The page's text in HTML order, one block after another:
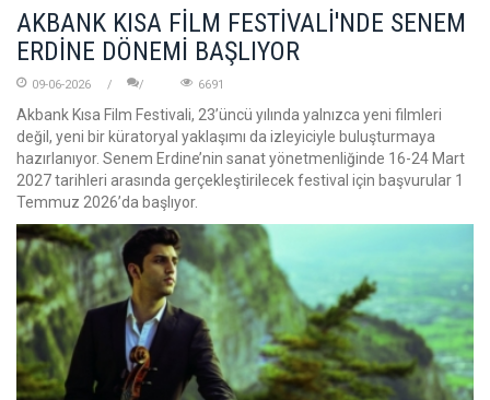
AKBANK KISA FİLM FESTİVALİ'NDE SENEM
ERDİNE DÖNEMİ BAŞLIYOR
09-06-2026 6691
Akbank Kısa Film Festivali, 23’üncü yılında yalnızca yeni filmleri
değil, yeni bir küratoryal yaklaşımı da izleyiciyle buluşturmaya
hazırlanıyor. Senem Erdine’nin sanat yönetmenliğinde 16-24 Mart
2027 tarihleri arasında gerçekleştirilecek festival için başvurular 1
Temmuz 2026’da başlıyor.